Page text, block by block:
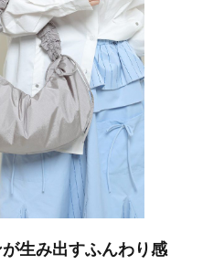
生み出すふんわり感